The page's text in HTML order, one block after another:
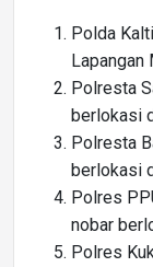
Polda
Lapangan
Polresta
berlokasi
Polresta
berlokasi
Polres
nobar
Polres